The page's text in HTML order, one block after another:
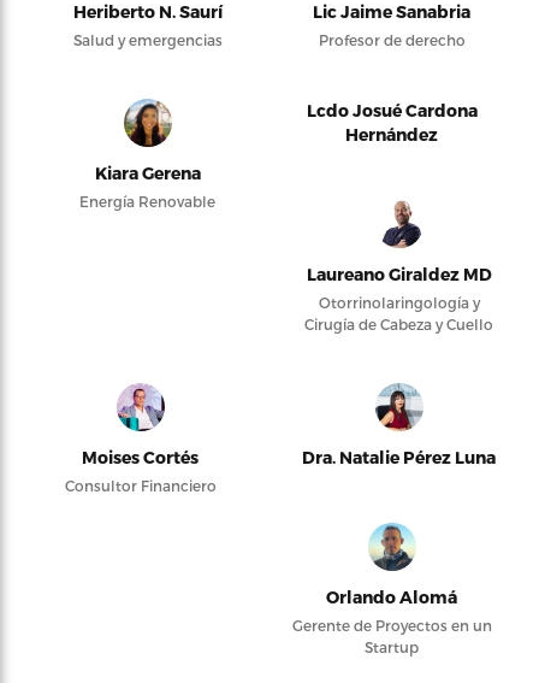
Heriberto N. Saurí
Salud y emergencias
Lic Jaime Sanabria
Profesor de derecho
Kiara Gerena
Energía Renovable
Lcdo Josué Cardona
Hernández
Laureano Giraldez MD
Otorrinolaringología y
Cirugía de Cabeza y Cuello
Moises Cortés
Consultor Financiero
Dra. Natalie Pérez Luna
Orlando Alomá
Gerente de Proyectos en un
Startup